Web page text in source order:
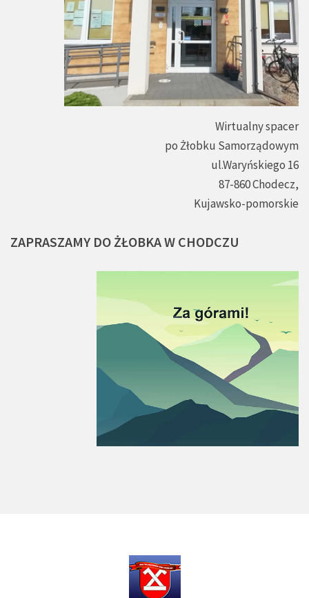
Wirtualny spacer
po Żłobku Samorządowym
ul.Waryńskiego 16
87-860 Chodecz,
Kujawsko-pomorskie
ZAPRASZAMY DO ŻŁOBKAW CHODCZU